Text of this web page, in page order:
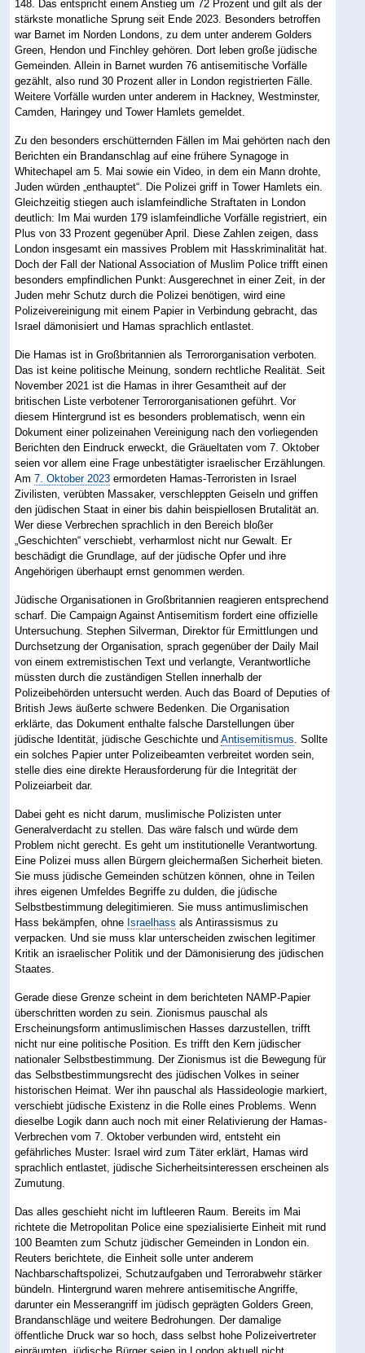
148. Das entspricht einem Anstieg um 72 Prozent und gilt als der
stärkste monatliche Sprung seit Ende 2023. Besonders betroffen
war Barnet im Norden Londons, zu dem unter anderem Golders
Green, Hendon und Finchley gehören. Dort leben große jüdische
Gemeinden. Allein in Barnet wurden 76 antisemitische Vorfälle
gezählt, also rund 30 Prozent aller in London registrierten Fälle.
Weitere Vorfälle wurden unter anderem in Hackney, Westminster,
Camden, Haringey und Tower Hamlets gemeldet.
Zu den besonders erschütternden Fällen im Mai gehörten nach den
Berichten ein Brandanschlag auf eine frühere Synagoge in
Whitechapel am 5. Mai sowie ein Video, in dem ein Mann drohte,
Juden würden „enthauptet“. Die Polizei griff in Tower Hamlets ein.
Gleichzeitig stiegen auch islamfeindliche Straftaten in London
deutlich: Im Mai wurden 179 islamfeindliche Vorfälle registriert, ein
Plus von 33 Prozent gegenüber April. Diese Zahlen zeigen, dass
London insgesamt ein massives Problem mit Hasskriminalität hat.
Doch der Fall der National Association of Muslim Police trifft einen
besonders empfindlichen Punkt: Ausgerechnet in einer Zeit, in der
Juden mehr Schutz durch die Polizei benötigen, wird eine
Polizeivereinigung mit einem Papier in Verbindung gebracht, das
Israel dämonisiert und Hamas sprachlich entlastet.
Die Hamas ist in Großbritannien als Terrororganisation verboten.
Das ist keine politische Meinung, sondern rechtliche Realität. Seit
November 2021 ist die Hamas in ihrer Gesamtheit auf der
britischen Liste verbotener Terrororganisationen geführt. Vor
diesem Hintergrund ist es besonders problematisch, wenn ein
Dokument einer polizeinahen Vereinigung nach den vorliegenden
Berichten den Eindruck erweckt, die Gräueltaten vom 7. Oktober
seien vor allem eine Frage unbestätigter israelischer Erzählungen.
Am7. Oktober 2023 ermordeten Hamas-Terroristen in Israel
Zivilisten, verübten Massaker, verschleppten Geiseln und griffen
den jüdischen Staat in einer bis dahin beispiellosen Brutalität an.
Wer diese Verbrechen sprachlich in den Bereich bloßer
„Geschichten“ verschiebt, verharmlost nicht nur Gewalt. Er
beschädigt die Grundlage, auf der jüdische Opfer und ihre
Angehörigen überhaupt ernst genommen werden.
Jüdische Organisationen in Großbritannien reagieren entsprechend
scharf. Die Campaign Against Antisemitism fordert eine offizielle
Untersuchung. Stephen Silverman, Direktor für Ermittlungen und
Durchsetzung der Organisation, sprach gegenüber der Daily Mail
von einem extremistischen Text und verlangte, Verantwortliche
müssten durch die zuständigen Stellen innerhalb der
Polizeibehörden untersucht werden. Auch das Board of Deputies of
British Jews äußerte schwere Bedenken. Die Organisation
erklärte, das Dokument enthalte falsche Darstellungen über
jüdische Identität, jüdische Geschichte undAntisemitismus . Sollte
ein solches Papier unter Polizeibeamten verbreitet worden sein,
stelle dies eine direkte Herausforderung für die Integrität der
Polizeiarbeit dar.
Dabei geht es nicht darum, muslimische Polizisten unter
Generalverdacht zu stellen. Das wäre falsch und würde dem
Problem nicht gerecht. Es geht um institutionelle Verantwortung.
Eine Polizei muss allen Bürgern gleichermaßen Sicherheit bieten.
Sie muss jüdische Gemeinden schützen können, ohne in Teilen
ihres eigenen Umfeldes Begriffe zu dulden, die jüdische
Selbstbestimmung delegitimieren. Sie muss antimuslimischen
Hass bekämpfen, ohne Israelhass als Antirassismus zu
verpacken. Und sie muss klar unterscheiden zwischen legitimer
Kritik an israelischer Politik und der Dämonisierung des jüdischen
Staates.
Gerade diese Grenze scheint in dem berichteten NAMP-Papier
überschritten worden zu sein. Zionismus pauschal als
Erscheinungsform antimuslimischen Hasses darzustellen, trifft
nicht nur eine politische Position. Es trifft den Kern jüdischer
nationaler Selbstbestimmung. Der Zionismus ist die Bewegung für
das Selbstbestimmungsrecht des jüdischen Volkes in seiner
historischen Heimat. Wer ihn pauschal als Hassideologie markiert,
verschiebt jüdische Existenz in die Rolle eines Problems. Wenn
dieselbe Logik dann auch noch mit einer Relativierung der Hamas-
Verbrechen vom 7. Oktober verbunden wird, entsteht ein
gefährliches Muster: Israel wird zum Täter erklärt, Hamas wird
sprachlich entlastet, jüdische Sicherheitsinteressen erscheinen als
Zumutung.
Das alles geschieht nicht im luftleeren Raum. Bereits im Mai
richtete die Metropolitan Police eine spezialisierte Einheit mit rund
100 Beamten zum Schutz jüdischer Gemeinden in London ein.
Reuters berichtete, die Einheit solle unter anderem
Nachbarschaftspolizei, Schutzaufgaben und Terrorabwehr stärker
bündeln. Hintergrund waren mehrere antisemitische Angriffe,
darunter ein Messerangriff im jüdisch geprägten Golders Green,
Brandanschläge und weitere Bedrohungen. Der damalige
öffentliche Druck war so hoch, dass selbst hohe Polizeivertreter